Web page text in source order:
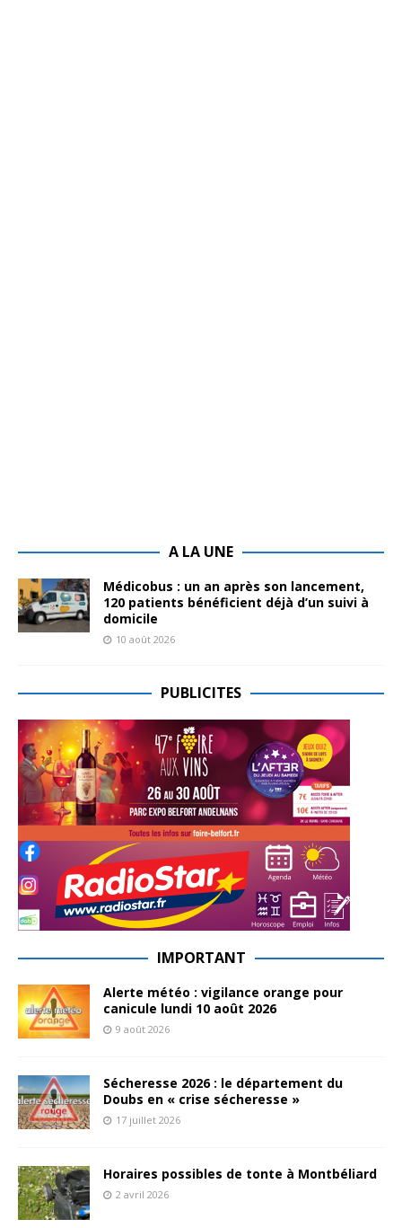
A LA UNE
Médicobus : un an après son lancement,
120 patients bénéficient déjà d’un suivi à
domicile
10 août 2026
PUBLICITES
IMPORTANT
Alerte météo : vigilance orange pour
canicule lundi 10 août 2026
9 août 2026
Sécheresse 2026 : le département du
Doubs en « crise sécheresse »
17 juillet 2026
Horaires possibles de tonte à Montbéliard
2 avril 2026